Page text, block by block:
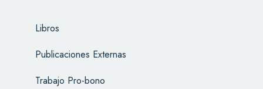
Libros
Publicaciones Externas
Trabajo Pro-bono